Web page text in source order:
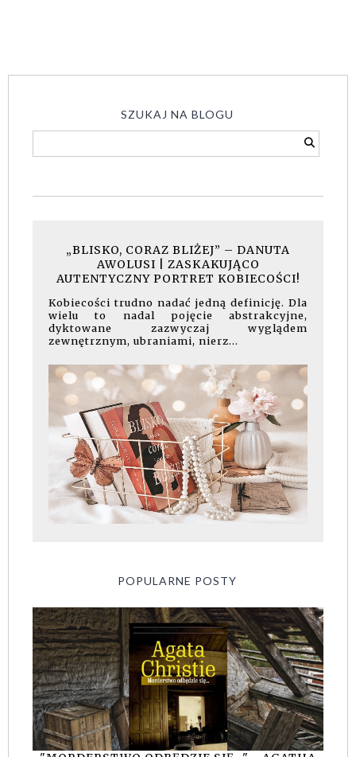
SZUKAJ NA BLOGU
„BLISKO, CORAZ BLIŻEJ” – DANUTA
AWOLUSI | ZASKAKUJĄCO
AUTENTYCZNY PORTRET KOBIECOŚCI!
Kobiecości trudno nadać jedną definicję. Dla
wielu to nadal pojęcie abstrakcyjne,
dyktowane zazwyczaj wyglądem
zewnętrznym, ubraniami, nierz...
POPULARNE POSTY